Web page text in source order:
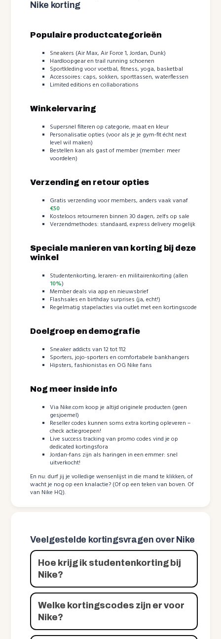
Nike korting
Populaire productcategorieën
Sneakers (Air Max, Air Force 1, Jordan, Dunk)
Hardloopgear en trail running schoenen
Sportkleding voor voetbal, fitness, yoga, basketbal
Accessoires: caps, sokken, sporttassen, waterflessen
Limited editions en collaborations
Winkelervaring
Supersnel filteren op categorie, maat en kleur
Personalisatie opties (voor als je je gym-fit écht next
level wil maken)
Bestellen kan als gast of member (member: meer
voordelen)
Verzending en retour opties
Gratis verzending voor members, anders vaak vanaf
€50
Kosteloos retourneren binnen 30 dagen, zelfs op sale
Verzendmethodes: standaard, express delivery mogelijk
Speciale manieren van korting bij deze
winkel
Studentenkorting, leraren- en militairenkorting (allen
10%)
Member deals via app en nieuwsbrief
Flashsales en birthday surprises (ja, echt!)
Regelmatig stapelacties via outlet met een kortingscode
Doelgroep en demografie
Sneaker addicts van 12 tot 112
Sporters, jojo-sporters en comfortabele bankhangers
Hipsters, fashionistas en OG Nike fans
Nog meer inside info
Via Nike.com koop je altijd originele producten (geen
gesjoemel)
Reseller codes kunnen soms extra korting opleveren –
check actiegroepen!
Live success tracking van promo codes vind je op
dedicated kortingsfora
Jordan-fans zijn als haringen in een emmer: snel
uitverkocht!
En nu: durf jij je volledige wensenlijst in die mand te klikken, of
wacht je nog op een knalactie? (Of op een teken van boven. Of
van Nike HQ).
Veelgestelde kortingsvragen over Nike
Hoe krijg ik studentenkorting bij
Nike?
Welke kortingscodes zijn er voor
Nike?